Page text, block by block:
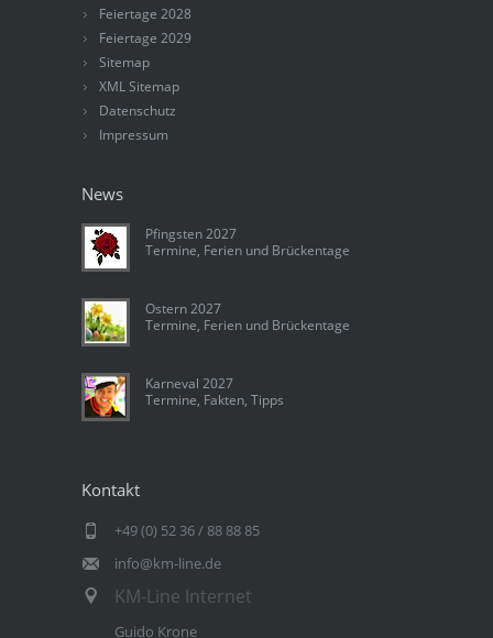
Feiertage 2028
Feiertage 2029
Sitemap
XML Sitemap
Datenschutz
Impressum
News
Pfingsten 2027
Termine, Ferien und Brückentage
Ostern 2027
Termine, Ferien und Brückentage
Karneval 2027
Termine, Fakten, Tipps
Kontakt
+49 (0) 52 36 / 88 88 85
info@km-line.de
KM-Line Internet
Guido Krone